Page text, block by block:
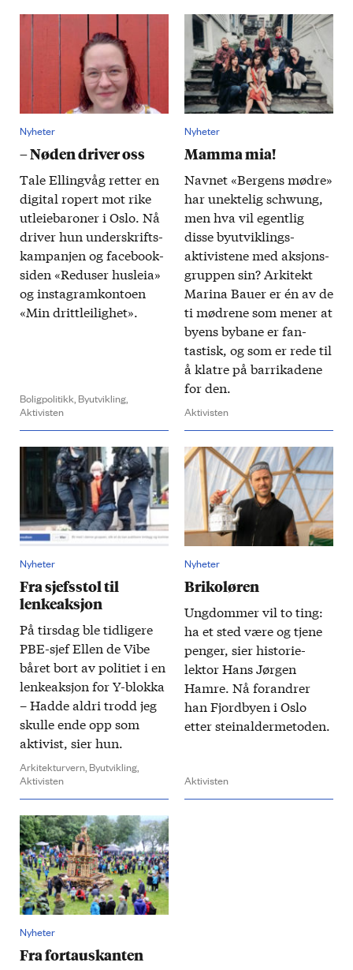
Nyheter
– Nøden driver oss
Tale Elling­våg retter en
digi­tal ropert mot rike
ut­leie­baroner i Oslo. Nå
driver hun under­skrifts­
kampanjen og face­book­
siden «Reduser hus­leia»
og insta­gram­kontoen
«Min dritt­leilig­het».
Boligpolitikk, Byutvikling,
Aktivisten
Nyheter
Mamma mia!
Navnet «Bergens mødre»
har unektelig schwung,
men hva vil egentlig
disse by­utviklings­
aktivistene med aksjons­
gruppen sin? Arkitekt
Marina Bauer er én av de
ti mødrene som mener at
byens by­bane er fan­
tastisk, og som er rede til
å klatre på barri­kadene
for den.
Aktivisten
Nyheter
Fra sjefsstol til
lenkeaksjon
På tirs­dag ble tidligere
PBE-sjef Ellen de Vibe
båret bort av politiet i en
lenke­aksjon for Y-blokka
– Hadde aldri trodd jeg
skulle ende opp som
aktivist, sier hun.
Arkitekturvern, Byutvikling,
Aktivisten
Nyheter
Brikoløren
Ung­dommer vil to ting:
ha et sted være og tjene
penger, sier historie­
lektor Hans Jørgen
Hamre. Nå for­andrer
han Fjord­byen i Oslo
etter stein­alder­metoden.
Aktivisten
Nyheter
Fra fortauskanten